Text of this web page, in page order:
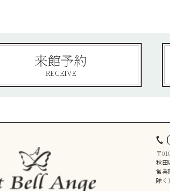
来館予約
RECEIVE
〒
秋田
営
除く）